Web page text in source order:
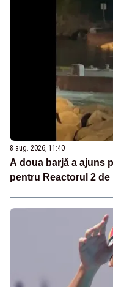
8 aug. 2026, 11:40
A doua barjă a ajuns
pentru Reactorul 2 de